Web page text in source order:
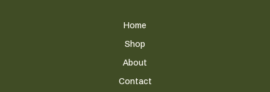
Home
Shop
About
Contact